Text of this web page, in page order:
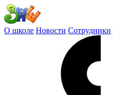
О школе Новости Сотрудники